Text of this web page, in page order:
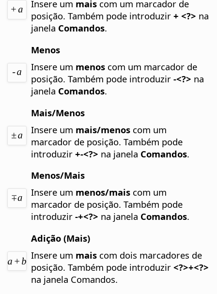
Insere um mais com um marcador de
posição. Também pode introduzir+ <?> na
janela Comandos.
Menos
Insere um menos com um marcador de
posição. Também pode introduzir-<?> na
janela Comandos.
Mais/Menos
Insere um mais/menos com um
marcador de posição. Também pode
introduzir+-<?> na janela Comandos.
Menos/Mais
Insere um menos/mais com um
marcador de posição. Também pode
introduzir-+<?> na janela Comandos.
Adição (Mais)
Insere um mais com dois marcadores de
posição. Também pode introduzir<?>+<?>
na janela Comandos.